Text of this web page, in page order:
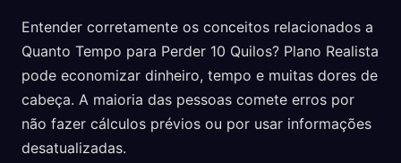
Entender corretamente os conceitos relacionados a
Quanto Tempo para Perder 10 Quilos? Plano Realista
pode economizar dinheiro, tempo e muitas dores de
cabeça. A maioria das pessoas comete erros por
não fazer cálculos prévios ou por usar informações
desatualizadas.